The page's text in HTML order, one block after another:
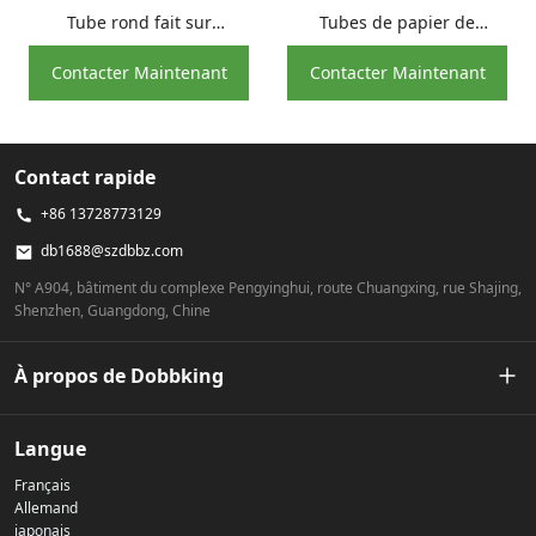
Tube rond fait sur
commande de cadeau
d'emballage de bouteille
en verre de papier
Contacter Maintenant
Tubes de papier de
rouleaux de papier toilette
de noyau de petit pain de
carton écologique
Contacter Maintenant
Contact rapide
+86 13728773129
db1688@szdbbz.com
N° A904, bâtiment du complexe Pengyinghui, route Chuangxing, rue Shajing,
Shenzhen, Guangdong, Chine
À propos de Dobbking
Notre histoire
Politique de confidentialité
Langue
Français
Allemand
japonais